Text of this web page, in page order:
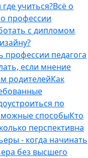
учиться?Всё о
профессии
с дипломом
профессии педагога
если мнение
родителейКак
по
способыКто
перспективна
- когда начинать
без высшего